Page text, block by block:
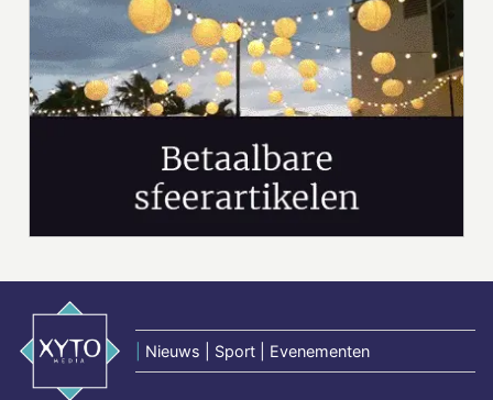
Nieuws | Sport | Evenementen